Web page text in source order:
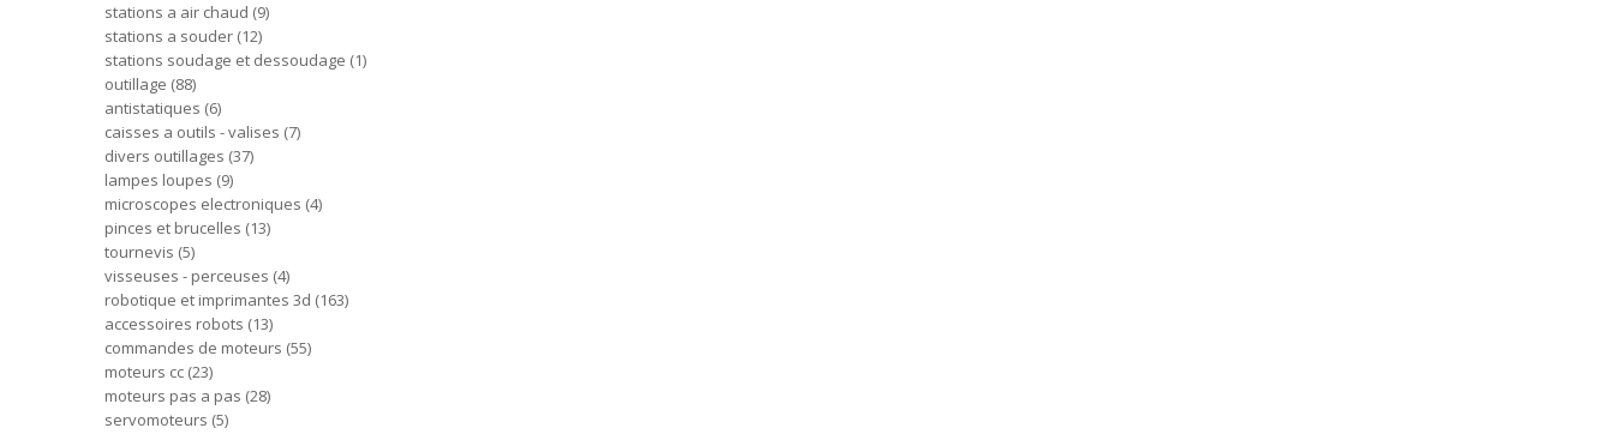
stations a air chaud 9
stations a souder 12
stations soudage et dessoudage 1
outillage 88
antistatiques 6
caisses a outils - valises 7
divers outillages 37
lampes loupes 9
microscopes electroniques 4
pinces et brucelles 13
tournevis 5
visseuses - perceuses 4
robotique et imprimantes 3d 163
accessoires robots 13
commandes de moteurs 55
moteurs cc 23
moteurs pas a pas 28
servomoteurs 5